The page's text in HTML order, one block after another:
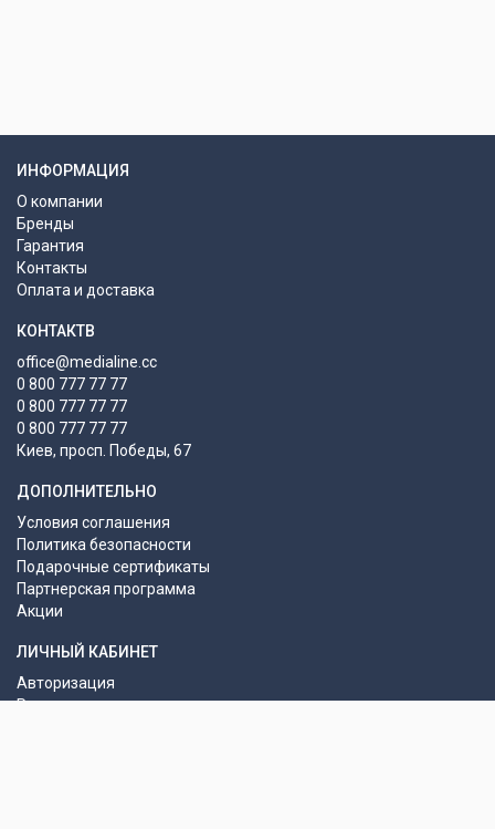
ИНФОРМАЦИЯ
О компании
Бренды
Гарантия
Контакты
Оплата и доставка
КОНТАКТВ
office@medialine.cc
0 800 777 77 77
0 800 777 77 77
0 800 777 77 77
Киев, просп. Победы, 67
ДОПОЛНИТЕЛЬНО
Условия соглашения
Политика безопасности
Подарочные сертификаты
Партнерская программа
Акции
ЛИЧНЫЙ КАБИНЕТ
Авторизация
Регистрация